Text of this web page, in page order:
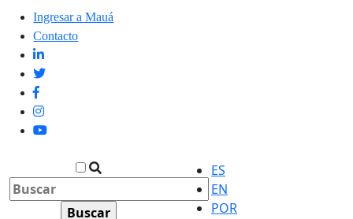
Ingresar a Mauá
Contacto
ES
EN
POR